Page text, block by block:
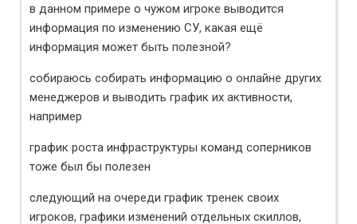
в данном примере о чужом игроке выводится
информация по изменению СУ, какая ещё
информация может быть полезной?
собираюсь собирать информацию о онлайне других
менеджеров и выводить график их активности,
например
график роста инфраструктуры команд соперников
тоже был бы полезен
следующий на очереди график тренек своих
игроков, графики изменений отдельных скиллов,